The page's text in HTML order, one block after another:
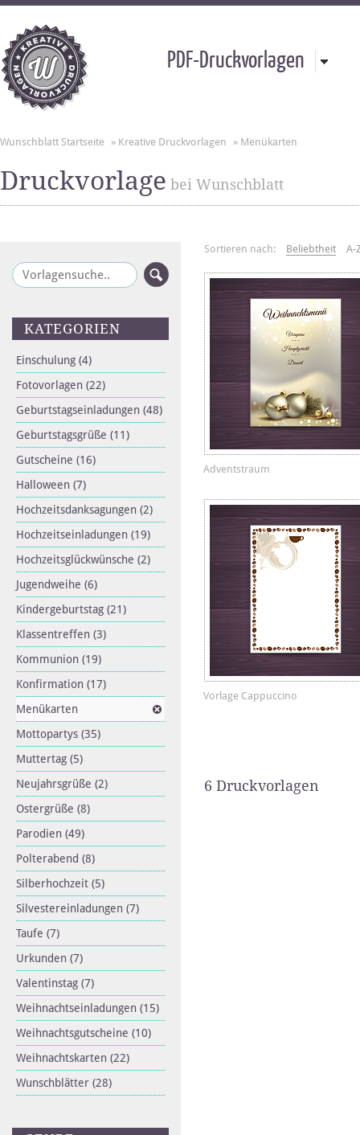
PDF-Druckvorlagen
Wunschblatt Startseite » Kreative Druckvorlagen » Menükarten
Druckvorlage bei Wunschblatt
KATEGORIEN
Einschulung (4)
Fotovorlagen (22)
Geburtstagseinladungen (48)
Geburtstagsgrüße (11)
Gutscheine (16)
Halloween (7)
Hochzeitsdanksagungen (2)
Hochzeitseinladungen (19)
Hochzeitsglückwünsche (2)
Jugendweihe (6)
Kindergeburtstag (21)
Klassentreffen (3)
Kommunion (19)
Konfirmation (17)
Menükarten
Mottopartys (35)
Muttertag (5)
Neujahrsgrüße (2)
Ostergrüße (8)
Parodien (49)
Polterabend (8)
Silberhochzeit (5)
Silvestereinladungen (7)
Taufe (7)
Urkunden (7)
Valentinstag (7)
Weihnachtseinladungen (15)
Weihnachtsgutscheine (10)
Weihnachtskarten (22)
Wunschblätter (28)
Sortieren nach: Beliebtheit A-
Adventstraum
Vorlage Cappuccino
6 Druckvorlagen